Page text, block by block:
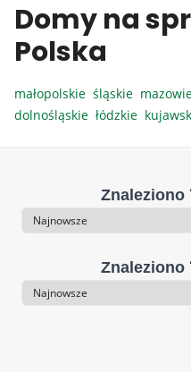
Domy na
Polska
małopolskie śląskie
dolnośląskie łódzkie
Znaleziono
Sortowanie
Znaleziono
Sortowanie